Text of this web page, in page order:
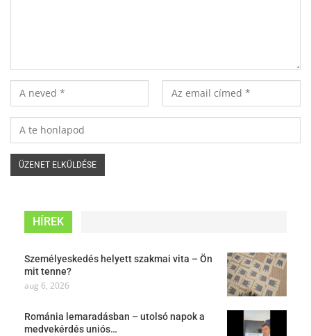
HÍREK
Személyeskedés helyett szakmai vita – Ön
mit tenne?
aug 6, 2026
Románia lemaradásban – utolsó napok a
medvekérdés uniós…